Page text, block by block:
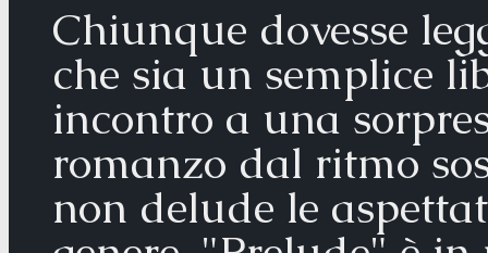
Chiunque dovesse
che sia un semplice
incontro a una
romanzo dal ritmo
non delude le